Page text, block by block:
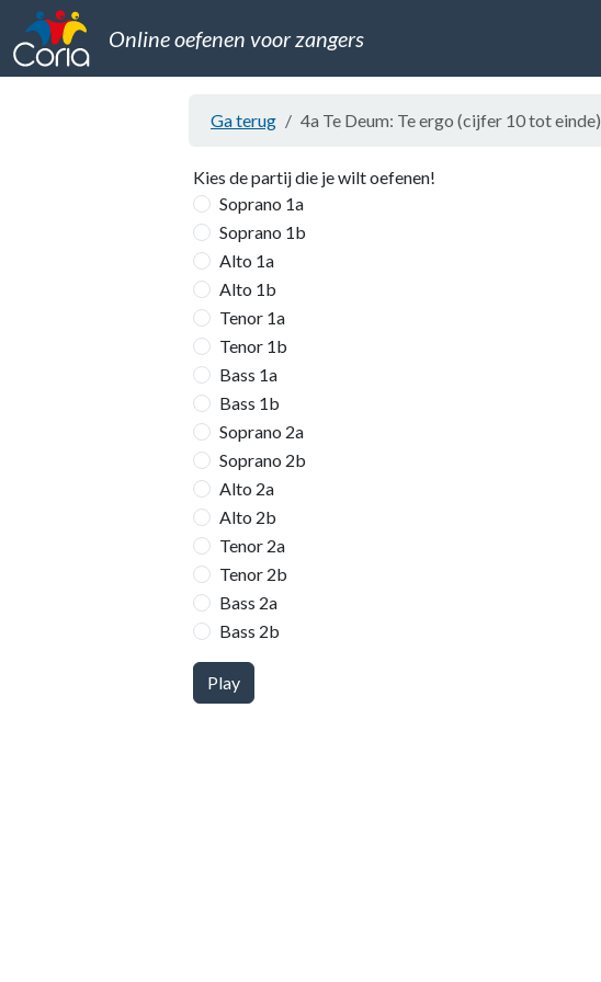
Online oefenen voor zangers
Ga terug 4a Te Deum: Te ergo (cijfer 10 tot einde)
Kies de partij die je wilt oefenen!
Soprano 1a
Soprano 1b
Alto 1a
Alto 1b
Tenor 1a
Tenor 1b
Bass 1a
Bass 1b
Soprano 2a
Soprano 2b
Alto 2a
Alto 2b
Tenor 2a
Tenor 2b
Bass 2a
Bass 2b
Play